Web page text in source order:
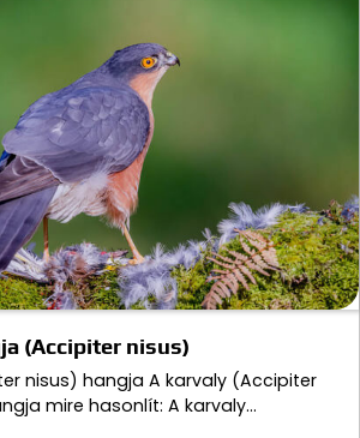
(Accipiter nisus)
nisus) hangja A karvaly (Accipiter
mire hasonlít: A karvaly…